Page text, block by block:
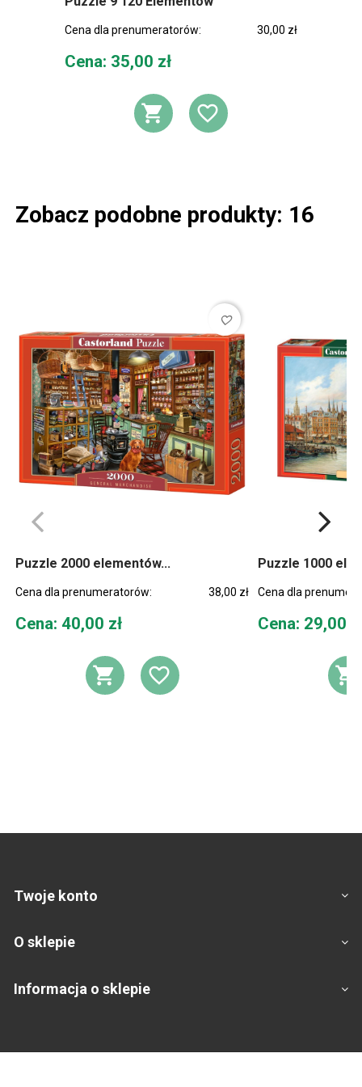
Cena dla prenumeratorów: 30,00 zł
Cena
Cena: 35,00 zł
DODAJ DO
DODAJ DO
Zobacz podobne produkty: 16
favorite_border
Puzzle 2000 elementów...
Cena dla prenumeratorów: 38,00 zł
Cena
Cena: 40,00 zł
DODAJ DO KOSZYKA
DODAJ DO
Puzzle 1000
Cena dla
Cena
Cena: 29,00
Twoje konto
O sklepie
Informacja o sklepie